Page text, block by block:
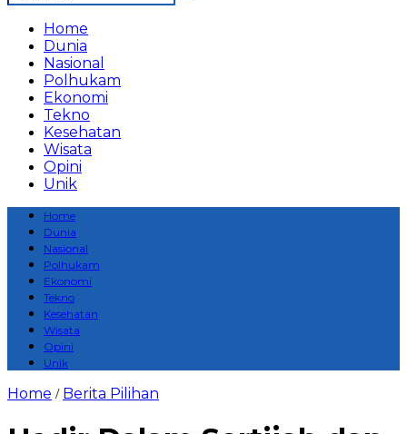
Home
Dunia
Nasional
Polhukam
Ekonomi
Tekno
Kesehatan
Wisata
Opini
Unik
Home
Dunia
Nasional
Polhukam
Ekonomi
Tekno
Kesehatan
Wisata
Opini
Unik
Home / Berita Pilihan